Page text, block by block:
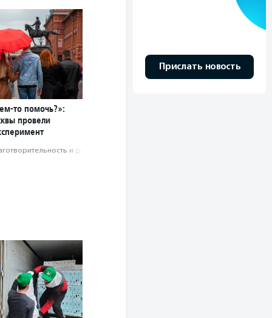
то помочь?»:
провели
и доброволь­чест­во
Прислать новость